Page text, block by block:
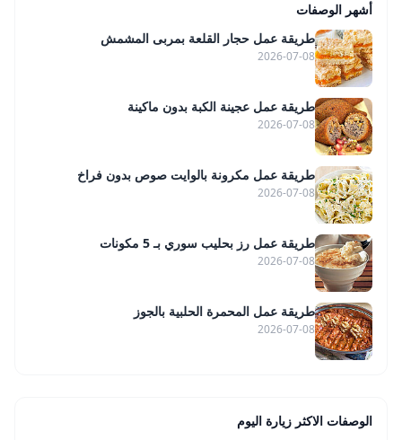
أشهر الوصفات
طريقة عمل حجار القلعة بمربى المشمش
2026-07-08
طريقة عمل عجينة الكبة بدون ماكينة
2026-07-08
طريقة عمل مكرونة بالوايت صوص بدون فراخ
2026-07-08
طريقة عمل رز بحليب سوري بـ 5 مكونات
2026-07-08
طريقة عمل المحمرة الحلبية بالجوز
2026-07-08
الوصفات الاكثر زيارة اليوم